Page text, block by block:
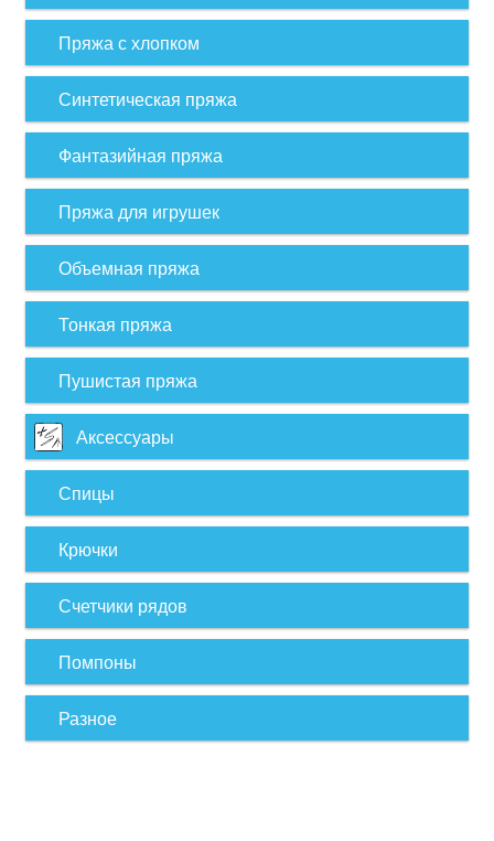
Пряжа с хлопком
Синтетическая пряжа
Фантазийная пряжа
Пряжа для игрушек
Объемная пряжа
Тонкая пряжа
Пушистая пряжа
Аксессуары
Спицы
Крючки
Счетчики рядов
Помпоны
Разное